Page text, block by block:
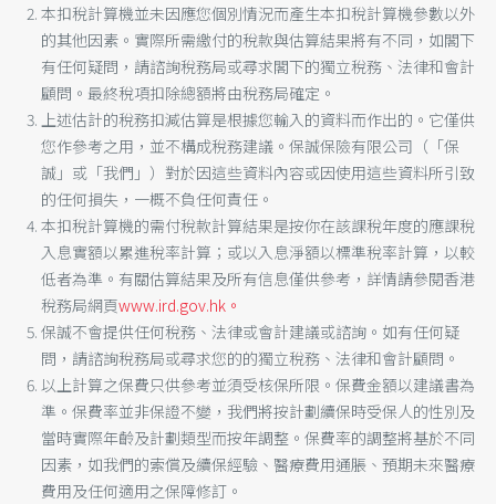
本扣稅計算機並未因應您個別情況而產生本扣稅計算機參數以外
的其他因素。實際所需繳付的稅款與估算結果將有不同，如閣下
有任何疑問，請諮詢稅務局或尋求閣下的獨立稅務、法律和會計
顧問。最終稅項扣除總額將由稅務局確定。
上述估計的稅務扣減估算是根據您輸入的資料而作出的。它僅供
您作參考之用，並不構成稅務建議。保誠保險有限公司（「保
誠」或「我們」）對於因這些資料內容或因使用這些資料所引致
的任何損失，一概不負任何責任。
本扣稅計算機的需付稅款計算結果是按你在該課稅年度的應課稅
入息實額以累進稅率計算；或以入息淨額以標準稅率計算，以較
低者為準。有關估算結果及所有信息僅供參考，詳情請參閱香港
稅務局網頁www.ird.gov.hk。
保誠不會提供任何稅務、法律或會計建議或諮詢。如有任何疑
問，請諮詢稅務局或尋求您的的獨立稅務、法律和會計顧問。
以上計算之保費只供參考並須受核保所限。保費金額以建議書為
準。保費率並非保證不變，我們將按計劃續保時受保人的性別及
當時實際年齡及計劃類型而按年調整。保費率的調整將基於不同
因素，如我們的索償及續保經驗、醫療費用通脹、預期未來醫療
費用及任何適用之保障修訂。